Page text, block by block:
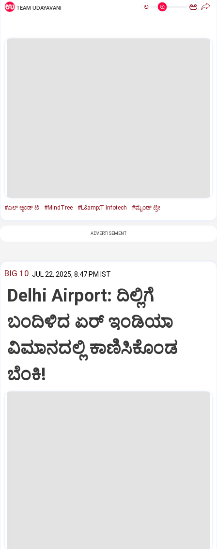
TEAM UDAYAVANI ಅ ಅ
#ಎಲ್‌ ಆ್ಯಂಡ್‌ ಟಿ #MindTree #L&amp;T Infotech #ಮೈಂಡ್‌ ಟ್ರೀ
ADVERTISEMENT
BIG 10 JUL 22, 2025, 8:47 PM IST
Delhi Airport: ದಿಲ್ಲಿಗೆ
ಬಂದಿಳಿದ ಏರ್‌ ಇಂಡಿಯಾ
ವಿಮಾನದಲ್ಲಿ ಕಾಣಿಸಿಕೊಂಡ
ಬೆಂಕಿ!